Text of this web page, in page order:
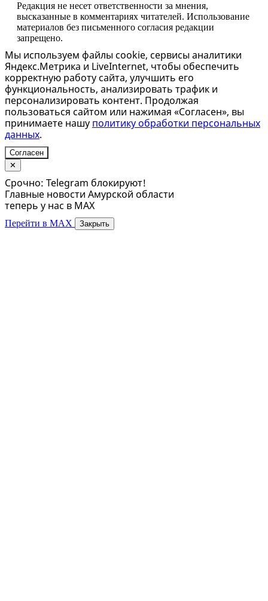
Редакция не несет ответственности за мнения,
высказанные в комментариях читателей. Использование
материалов без письменного согласия редакции
запрещено.
Мы используем файлы cookie, сервисы аналитики
Яндекс.Метрика и LiveInternet, чтобы обеспечить
корректную работу сайта, улучшить его
функциональность, анализировать трафик и
персонализировать контент. Продолжая
пользоваться сайтом или нажимая «Согласен», вы
принимаете нашу политику обработки персональных
данных.
Согласен
✕
Срочно: Telegram блокируют!
Главные новости Амурской области
теперь у нас в MAX
Перейти в MAX Закрыть